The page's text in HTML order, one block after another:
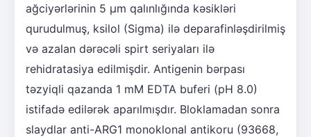
ağciyərlərinin 5 μm qalınlığında kəsikləri
qurudulmuş, ksilol (Sigma) ilə deparafinləşdirilmiş
və azalan dərəcəli spirt seriyaları ilə
rehidratasiya edilmişdir. Antigenin bərpası
təzyiqli qazanda 1 mM EDTA buferi (pH 8.0)
istifadə edilərək aparılmışdır. Bloklamadan sonra
slaydlar anti-ARG1 monoklonal antikoru (93668,